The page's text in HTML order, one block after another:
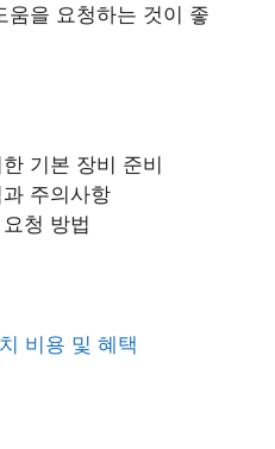
움을 요청하는 것이 좋
기본 장비 준비
주의사항
청 방법
비용 및 혜택